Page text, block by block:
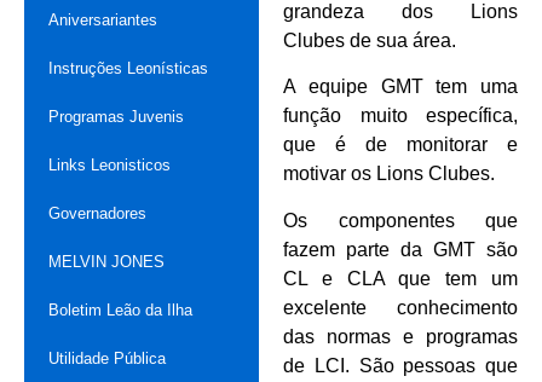
grandeza dos Lions
Clubes de sua área.
A equipe GMT tem uma
função muito específica,
que é de monitorar e
motivar os Lions Clubes.
Os componentes que
fazem parte da GMT são
CL e CLA que tem um
excelente conhecimento
das normas e programas
de LCI. São pessoas que
Aniversariantes
Instruções Leonísticas
Programas Juvenis
Links Leonisticos
Governadores
MELVIN JONES
Boletim Leão da Ilha
Utilidade Pública